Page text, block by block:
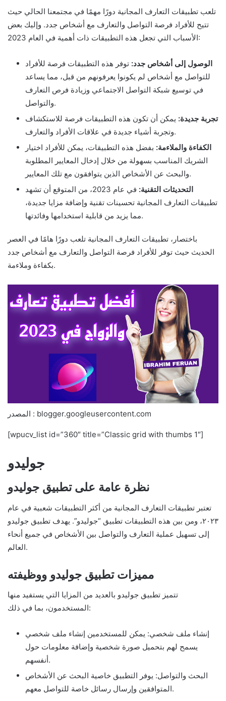
تلعب تطبيقات التعارف المجانية دورًا مهمًا في مجتمعنا الحالي حيث
تتيح للأفراد فرصة التواصل والتعارف مع أشخاص جدد. وإليك بعض
الأسباب التي تجعل هذه التطبيقات ذات أهمية في العام 2023:
الوصول إلى أشخاص جدد: توفر هذه التطبيقات فرصة للأفراد
للتواصل مع أشخاص لم يكونوا يعرفونهم من قبل، مما يساعد
في توسيع شبكة التواصل الاجتماعي وزيادة فرص التعارف
والتواصل.
تجربة جديدة: يمكن أن تكون هذه التطبيقات فرصة للاستكشاف
وتجربة أشياء جديدة في علاقات الأفراد والتعارف.
الكفاءة والملاءمة: بفضل هذه التطبيقات، يمكن للأفراد اختيار
الشريك المناسب بسهولة من خلال إدخال المعايير المطلوبة
والبحث عن الأشخاص الذين يتوافقون مع تلك المعايير.
التحديثات التقنية:
في عام 2023، من المتوقع أن تشهد
تطبيقات التعارف المجانية تحسينات تقنية وإضافة مزايا جديدة،
مما يزيد من قابلية استخدامها وفائدتها.
باختصار، تطبيقات التعارف المجانية تلعب دورًا هامًا في العصر
الحديث حيث توفر للأفراد فرصة التواصل والتعارف مع أشخاص جدد
بكفاءة وملاءمة.
المصدر : blogger.googleusercontent.com
[wpucv_list id=”360″ title=”Classic grid with thumbs 1″]
جوليدو
نظرة عامة على تطبيق جوليدو
تعتبر تطبيقات التعارف المجانية من أكثر التطبيقات شعبية في عام
٢٠٢٣، ومن بين هذه التطبيقات تطبيق “جوليدو”. يهدف تطبيق جوليدو
إلى تسهيل عملية التعارف والتواصل بين الأشخاص في جميع أنحاء
العالم.
مميزات تطبيق جوليدو ووظيفته
تتميز تطبيق جوليدو بالعديد من المزايا التي يستفيد منها
المستخدمون، بما في ذلك:
إنشاء ملف شخصي: يمكن للمستخدمين إنشاء ملف شخصي
يسمح لهم بتحميل صورة شخصية وإضافة معلومات حول
أنفسهم.
البحث والتواصل: يوفر التطبيق خاصية البحث عن الأشخاص
المتوافقين وإرسال رسائل خاصة للتواصل معهم.